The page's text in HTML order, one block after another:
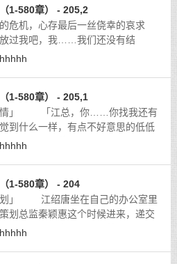
1-580章） - 205,2
机，心存最后一丝侥幸的哀求
过我吧，我……我们还没有结
而是两根并在一起的手指，插进了
1-580章） - 205,1
」 「江总，你……你找我还有
到什么一样，有点不好意思的低低
有点了解，黄金公司的女职员，几
1-580章） - 204
」 江绍唐坐在自己的办公室里
划总监秦颖惠这个时候进来，递交
，包括在海市筹建影视基地，拍摄